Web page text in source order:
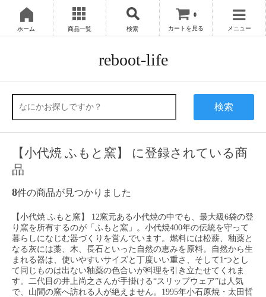
ホーム 商品一覧 検索
0
カートを見る メニュー
reboot-life
検索
【小代焼 ふもと窯】 に登録されている商
品
8件の商品が見つかりました
【小代焼 ふもと窯】 12窯元ある小代焼の中でも、最大級6袋の登
り窯を所有するのが「ふもと窯」。小代焼400年の伝統を守って
暮らしになじむ器づくりを営んでいます。燃料には松薪、釉薬と
なる灰には藁、木、長石といった自然の恵みを原料。自然から生
まれる器は、使いやすいサイズと丁度いい重さ、そして1つとし
て同じものは出ない釉薬の色合いが料理を引き立たせてくれま
す。二代目の井上尚之さんが手掛ける“スリップウェア”は人気
で、山間の窯へ訪れる人が絶えません。1995年小石原焼・太田哲